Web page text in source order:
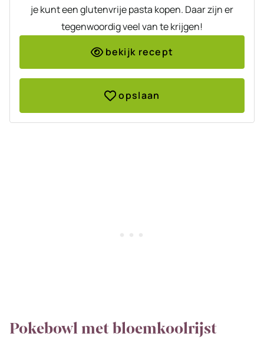
je kunt een glutenvrije pasta kopen. Daar zijn er
tegenwoordig veel van te krijgen!
bekijk recept
opslaan
Pokebowl met bloemkoolrijst